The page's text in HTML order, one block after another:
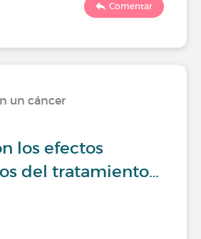
Comentar
un cáncer
los efectos
del tratamiento…